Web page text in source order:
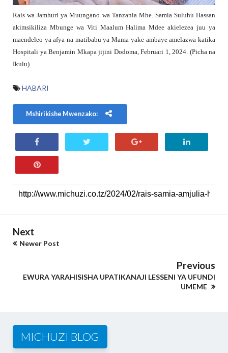
Rais wa Jamhuri ya Muungano wa Tanzania Mhe. Samia Suluhu Hassan
akimsikiliza Mbunge wa Viti Maalum Halima Mdee akielezea juu ya
maendeleo ya afya na matibabu ya Mama yake ambaye amelazwa katika
Hospitali ya Benjamin Mkapa jijini Dodoma, Februari 1, 2024. (Picha na
Ikulu)
HABARI
Mshirikishe Mwenzako:
Next
Newer Post
Previous
EWURA YARAHISISHA UPATIKANAJI LESSENI YA UFUNDI
UMEME
MICHUZI BLOG